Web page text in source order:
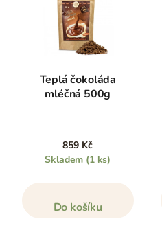
Teplá čokoláda
mléčná 500g
859 Kč
Skladem (1 ks)
Do košíku